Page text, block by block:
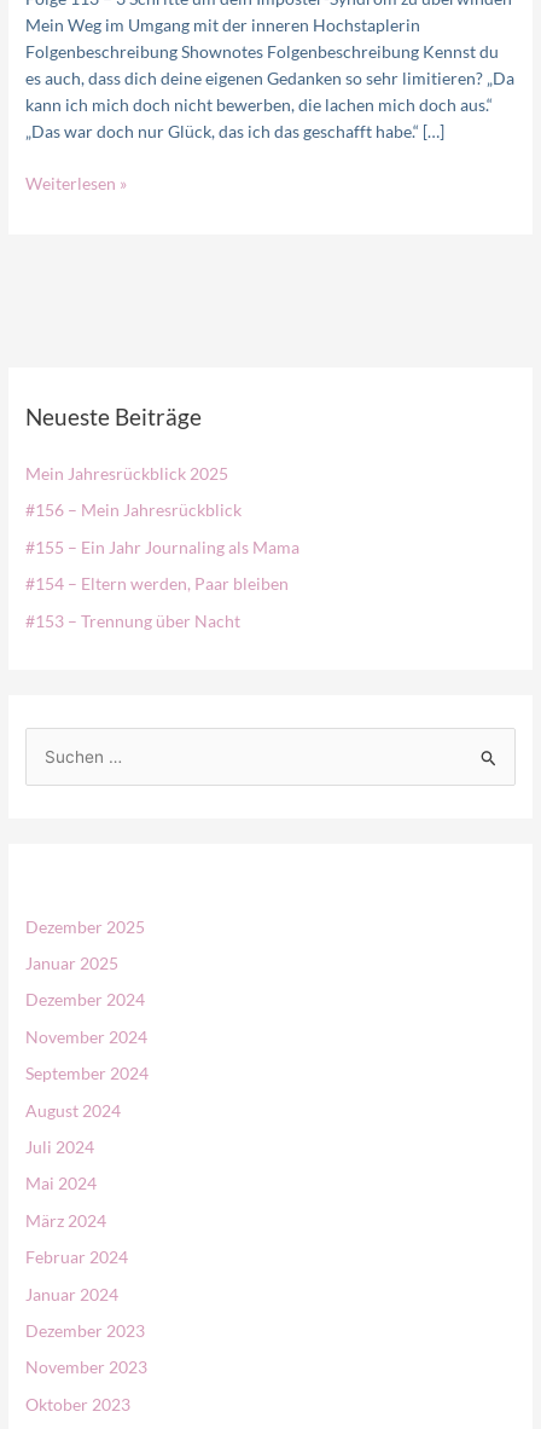
Mein Weg im Umgang mit der inneren Hochstaplerin
Folgenbeschreibung Shownotes Folgenbeschreibung Kennst du
es auch, dass dich deine eigenen Gedanken so sehr limitieren? „Da
kann ich mich doch nicht bewerben, die lachen mich doch aus.“
„Das war doch nur Glück, das ich das geschafft habe.“ […]
Weiterlesen »
Neueste Beiträge
Mein Jahresrückblick 2025
#156 – Mein Jahresrückblick
#155 – Ein Jahr Journaling als Mama
#154 – Eltern werden, Paar bleiben
#153 – Trennung über Nacht
n
n
a
Dezember 2025
Januar 2025
Dezember 2024
November 2024
September 2024
August 2024
Juli 2024
Mai 2024
März 2024
Februar 2024
Januar 2024
Dezember 2023
November 2023
Oktober 2023